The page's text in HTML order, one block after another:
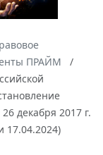
ПРАЙМ
декабря 2017 г.
17.04.2024)